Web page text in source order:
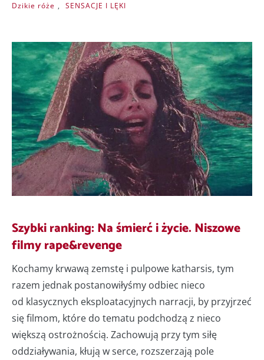
Dzikie róże , SENSACJE I LĘKI
Szybki ranking: Na śmierć i życie. Niszowe
filmy rape&revenge
Kochamy krwawą zemstę i pulpowe katharsis, tym
razem jednak postanowiłyśmy odbiec nieco
od klasycznych eksploatacyjnych narracji, by przyjrzeć
się filmom, które do tematu podchodzą z nieco
większą ostrożnością. Zachowują przy tym siłę
oddziaływania, kłują w serce, rozszerzają pole